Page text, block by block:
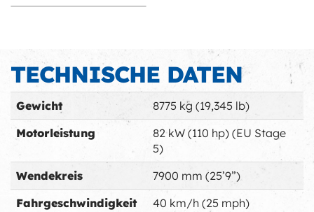
Switch to
Performance 1
Switch to Safety 1
Switch to
Performance 3
Switch to Safety 2
Switch to
Performance 2
TECHNISCHE DATEN
Gewicht
8775 kg (19,345 lb)
Motorleistung
82 kW (110 hp) (EU Stage
5)
Wendekreis
7900 mm (25’9”)
Fahrgeschwindigkeit
40 km/h (25 mph)